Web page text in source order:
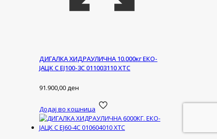
ДИГАЛКА ХИДРАУЛИЧНА 10.000кг ЕКО-
ЈАЦК С ЕЈ100-3С 011003110 ХТС
91.900,00 ден
Додај во кошница